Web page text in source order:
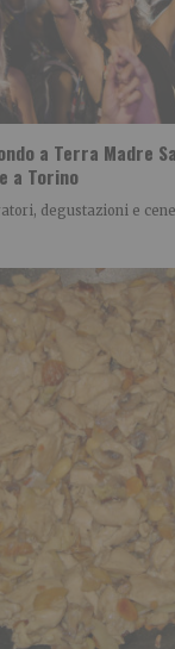
a Terra Madre
a Torino
degustazioni e